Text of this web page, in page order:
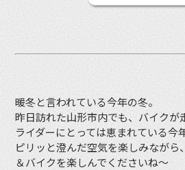
暖冬と言われている今年の冬。
昨日訪れた山形市内でも、バイクが
ライダーにとっては恵まれている今
ピリッと澄んだ空気を楽しみながら
＆バイクを楽しんでくださいね〜